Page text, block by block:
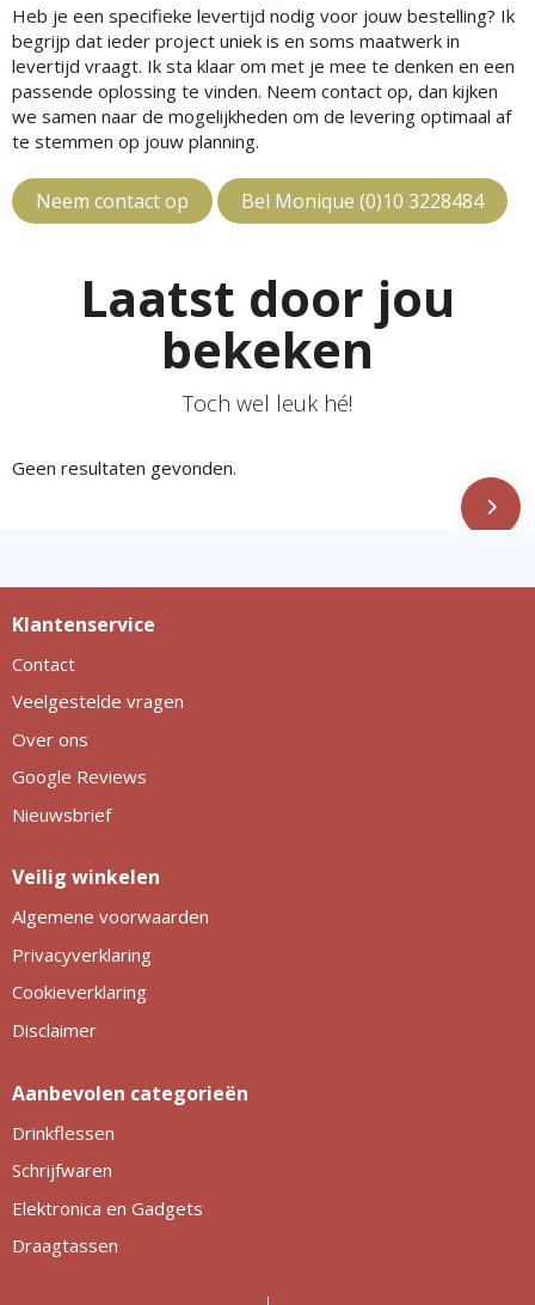
Heb je een specifieke levertijd nodig voor jouw bestelling? Ik
begrijp dat ieder project uniek is en soms maatwerk in
levertijd vraagt. Ik sta klaar om met je mee te denken en een
passende oplossing te vinden. Neem contact op, dan kijken
we samen naar de mogelijkheden om de levering optimaal af
te stemmen op jouw planning.
Neem contact op Bel Monique (0)10 3228484
Laatst door jou
bekeken
Toch wel leuk hé!
Geen resultaten gevonden.
Klantenservice
Contact
Veelgestelde vragen
Over ons
Google Reviews
Nieuwsbrief
Veilig winkelen
Algemene voorwaarden
Privacyverklaring
Cookieverklaring
Disclaimer
Aanbevolen categorieën
Drinkflessen
Schrijfwaren
Elektronica en Gadgets
Draagtassen